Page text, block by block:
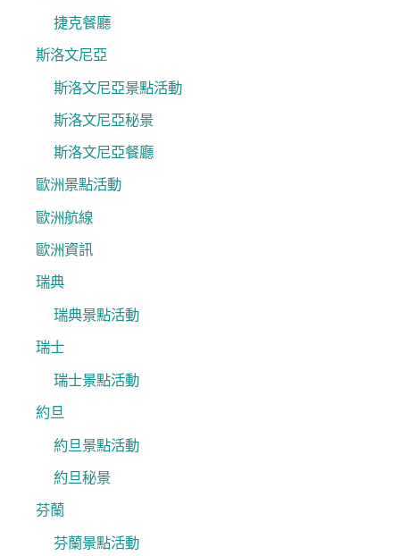
捷克餐廳
斯洛文尼亞
斯洛文尼亞景點活動
斯洛文尼亞秘景
斯洛文尼亞餐廳
歐洲景點活動
歐洲航線
歐洲資訊
瑞典
瑞典景點活動
瑞士
瑞士景點活動
約旦
約旦景點活動
約旦秘景
芬蘭
芬蘭景點活動